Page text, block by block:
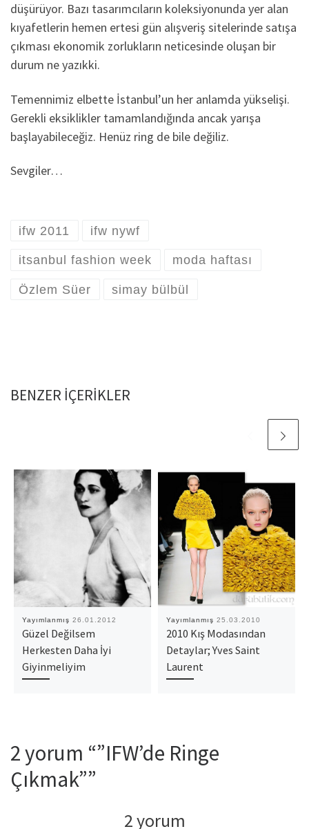
düşürüyor. Bazı tasarımcıların koleksiyonunda yer alan
kıyafetlerin hemen ertesi gün alışveriş sitelerinde satışa
çıkması ekonomik zorlukların neticesinde oluşan bir
durum ne yazıkki.
Temennimiz elbette İstanbul’un her anlamda yükselişi.
Gerekli eksiklikler tamamlandığında ancak yarışa
başlayabileceğiz. Henüz ring de bile değiliz.
Sevgiler…
ifw 2011 ifw nywf
itsanbul fashion week moda haftası
Özlem Süer simay bülbül
BENZER IÇERIKLER
Yayımlanmış 26.01.2012
Güzel Değilsem
Herkesten Daha İyi
Giyinmeliyim
Yayımlanmış 25.03.2010
2010 Kış Modasından
Detaylar; Yves Saint
Laurent
2 yorum “”IFW’de Ringe
Çıkmak””
2 yorum